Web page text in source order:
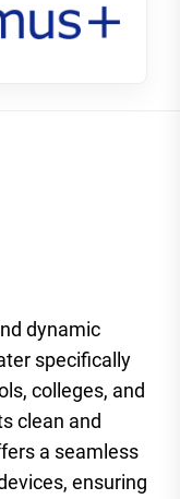
dynamic
specifically
colleges, and
clean and
a seamless
ensuring